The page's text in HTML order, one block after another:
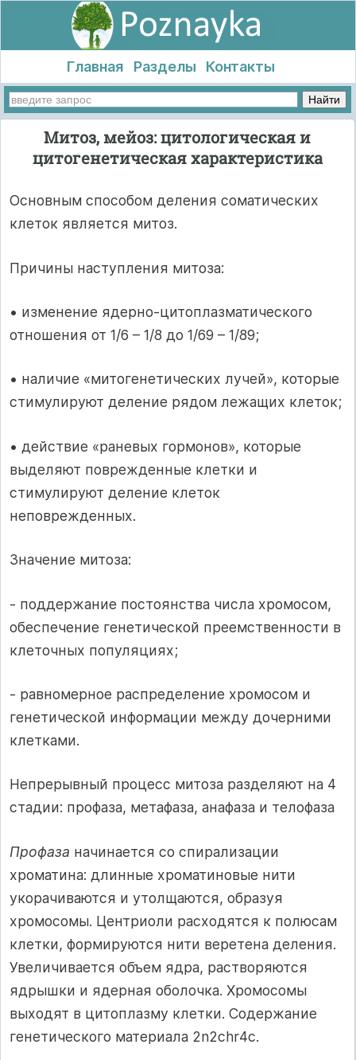
Главная Разделы Контакты
Митоз, мейоз: цитологическая и
цитогенетическая характеристика
Основным способом деления соматических
клеток является митоз.
Причины наступления митоза:
• изменение ядерно-цитоплазматического
отношения от 1/6 – 1/8 до 1/69 – 1/89;
• наличие «митогенетических лучей», которые
стимулируют деление рядом лежащих клеток;
• действие «раневых гормонов», которые
выделяют поврежденные клетки и
стимулируют деление клеток
неповрежденных.
Значение митоза:
- поддержание постоянства числа хромосом,
обеспечение генетической преемственности в
клеточных популяциях;
- равномерное распределение хромосом и
генетической информации между дочерними
клетками.
Непрерывный процесс митоза разделяют на 4
стадии: профаза, метафаза, анафаза и телофаза
Профаза начинается со спирализации
хроматина: длинные хроматиновые нити
укорачиваются и утолщаются, образуя
хромосомы. Центриоли расходятся к полюсам
клетки, формируются нити веретена деления.
Увеличивается объем ядра, растворяются
ядрышки и ядерная оболочка. Хромосомы
выходят в цитоплазму клетки. Содержание
генетического материала 2n2chr4с.